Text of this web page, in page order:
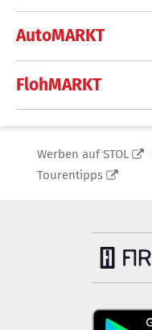
AutoMARKT
FlohMARKT
Werben auf STOL
Tourentipps